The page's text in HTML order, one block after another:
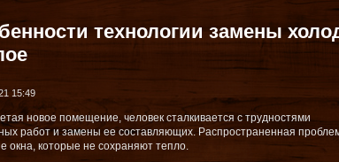
технологии замены
15:49
новое помещение, человек сталкивается с трудностями
работ и замены ее составляющих. Распространенная
окна, которые не сохраняют тепло.